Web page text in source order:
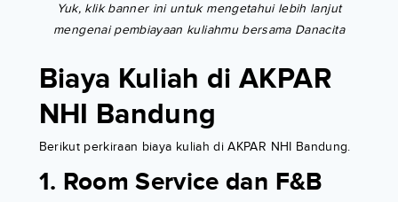
Yuk, klik banner ini untuk mengetahui lebih lanjut
mengenai pembiayaan kuliahmu bersama Danacita
Biaya Kuliah di AKPAR
NHI Bandung
Berikut perkiraan biaya kuliah di AKPAR NHI Bandung.
1. Room Service dan F&B